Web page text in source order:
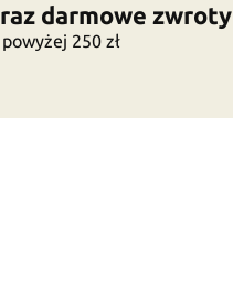
darmowe zwroty
250 zł